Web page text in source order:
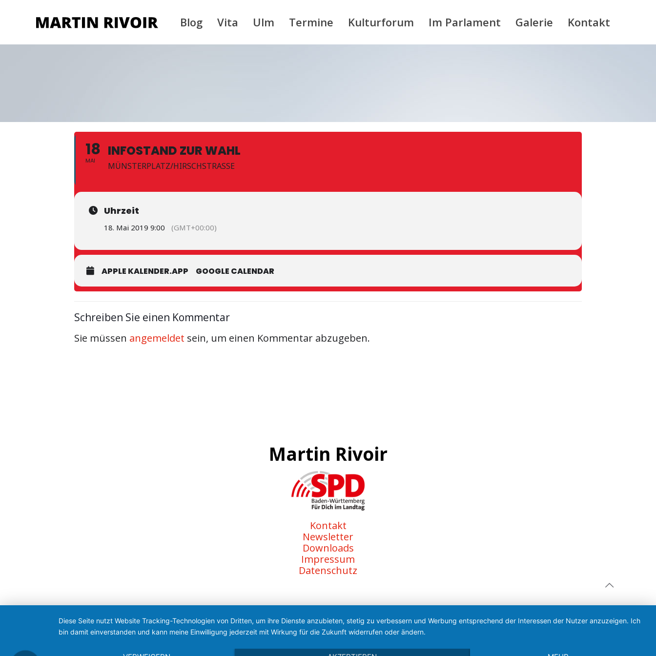
Blog Vita Ulm Termine Kulturforum Im Parlament Galerie Kontakt
18
MAI
INFOSTAND ZUR WAHL
MÜNSTERPLATZ/HIRSCHSTRASSE
Uhrzeit
18. Mai 2019 9:00 (GMT+00:00)
APPLE KALENDER.APP GOOGLE CALENDAR
Schreiben Sie einen Kommentar
Sie müssen angemeldet sein, um einen Kommentar abzugeben.
Martin Rivoir
Kontakt
Newsletter
Downloads
Impressum
Datenschutz
Diese Seite nutzt Website Tracking-Technologien von Dritten, um ihre Dienste anzubieten, stetig zu verbessern und Werbung entsprechend der Interessen der Nutzer anzuzeigen. Ich
bin damit einverstanden und kann meine Einwilligung jederzeit mit Wirkung für die Zukunft widerrufen oder ändern.